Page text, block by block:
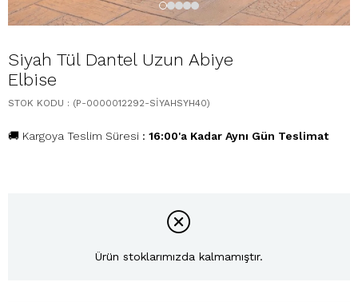
Siyah Tül Dantel Uzun Abiye
Elbise
STOK KODU (P-0000012292-SİYAHSYH40)
🚚 Kargoya Teslim Süresi : 16:00'a Kadar Aynı Gün Teslimat
Ürün stoklarımızda kalmamıştır.